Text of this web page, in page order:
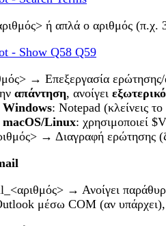
ή απλά ο αριθμός (π.χ.
→ Επεξεργασία ερώτησης/
απάντηση, ανοίγει εξωτερικό
Windows: Notepad (κλείνεις
macOS/Linux: χρησιμοποιεί
→ Διαγραφή ερώτησης
→ Ανοίγει
μέσω COM (αν υπάρχει),